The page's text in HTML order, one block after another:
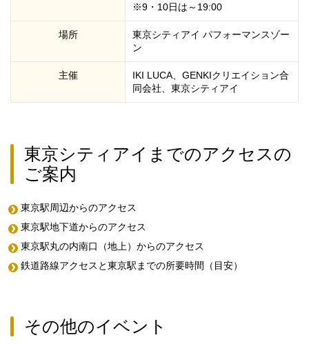
※9・10日は～19:00
場所
東京シティアイ パフォーマンスゾー
ン
主催
IKI LUCA、GENKIクリエイション合
同会社、東京シティアイ
東京シティアイまでのアクセスの
ご案内
東京駅周辺からのアクセス
東京駅地下道からのアクセス
東京駅丸の内南口（地上）からのアクセス
鉄道路線アクセスと東京駅までの所要時間（目安）
その他のイベント